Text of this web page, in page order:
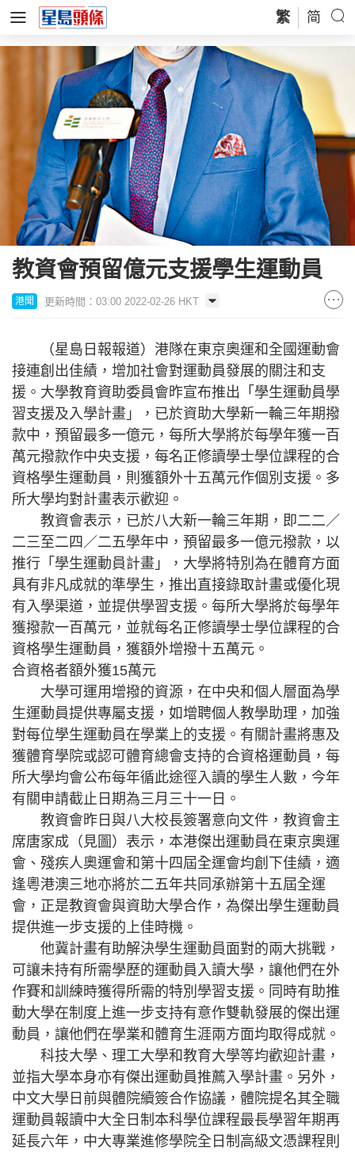
繁 简
教資會預留億元支援學生運動員
港聞 更新時間：03:00 2022-02-26 HKT
（星島日報報道）港隊在東京奧運和全國運動會
接連創出佳績，增加社會對運動員發展的關注和支
援。大學教育資助委員會昨宣布推出「學生運動員學
習支援及入學計畫」，已於資助大學新一輪三年期撥
款中，預留最多一億元，每所大學將於每學年獲一百
萬元撥款作中央支援，每名正修讀學士學位課程的合
資格學生運動員，則獲額外十五萬元作個別支援。多
所大學均對計畫表示歡迎。
教資會表示，已於八大新一輪三年期，即二二／
二三至二四／二五學年中，預留最多一億元撥款，以
推行「學生運動員計畫」，大學將特別為在體育方面
具有非凡成就的準學生，推出直接錄取計畫或優化現
有入學渠道，並提供學習支援。每所大學將於每學年
獲撥款一百萬元，並就每名正修讀學士學位課程的合
資格學生運動員，獲額外增撥十五萬元。
合資格者額外獲15萬元
大學可運用增撥的資源，在中央和個人層面為學
生運動員提供專屬支援，如增聘個人教學助理，加強
對每位學生運動員在學業上的支援。有關計畫將惠及
獲體育學院或認可體育總會支持的合資格運動員，每
所大學均會公布每年循此途徑入讀的學生人數，今年
有關申請截止日期為三月三十一日。
教資會昨日與八大校長簽署意向文件，教資會主
席唐家成（見圖）表示，本港傑出運動員在東京奧運
會、殘疾人奧運會和第十四屆全運會均創下佳績，適
逢粵港澳三地亦將於二五年共同承辦第十五屆全運
會，正是教資會與資助大學合作，為傑出學生運動員
提供進一步支援的上佳時機。
他冀計畫有助解決學生運動員面對的兩大挑戰，
可讓未持有所需學歷的運動員入讀大學，讓他們在外
作賽和訓練時獲得所需的特別學習支援。同時有助推
動大學在制度上進一步支持有意作雙軌發展的傑出運
動員，讓他們在學業和體育生涯兩方面均取得成就。
科技大學、理工大學和教育大學等均歡迎計畫，
並指大學本身亦有傑出運動員推薦入學計畫。另外，
中文大學日前與體院續簽合作協議，體院提名其全職
運動員報讀中大全日制本科學位課程最長學習年期再
延長六年，中大專業進修學院全日制高級文憑課程則